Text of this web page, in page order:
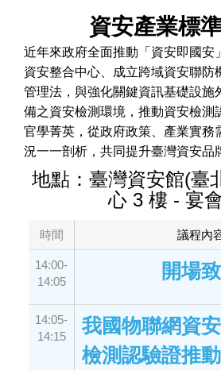
資安產業標
近年來政府全面推動「資安即國安
資安整合中心、成立跨域資安聯防
管理法，與強化關鍵資訊基礎設施
備之資安檢測環境，推動資安檢測
官學菁英，從政府政策、產業實務
況一一剖析，共同提升臺灣資安品
地點：臺灣資安館(臺
心 3 樓 - 宴
時間 議程內
14:00-
14:05
開場
14:05-
14:15
我國物聯網資
檢測認驗證推